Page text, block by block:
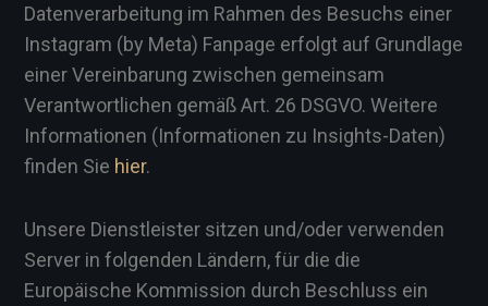
Datenverarbeitung im Rahmen des Besuchs einer
Instagram (by Meta) Fanpage erfolgt auf Grundlage
einer Vereinbarung zwischen gemeinsam
Verantwortlichen gemäß Art. 26 DSGVO. Weitere
Informationen (Informationen zu Insights-Daten)
finden Sie hier.
Unsere Dienstleister sitzen und/oder verwenden
Server in folgenden Ländern, für die die
Europäische Kommission durch Beschluss ein